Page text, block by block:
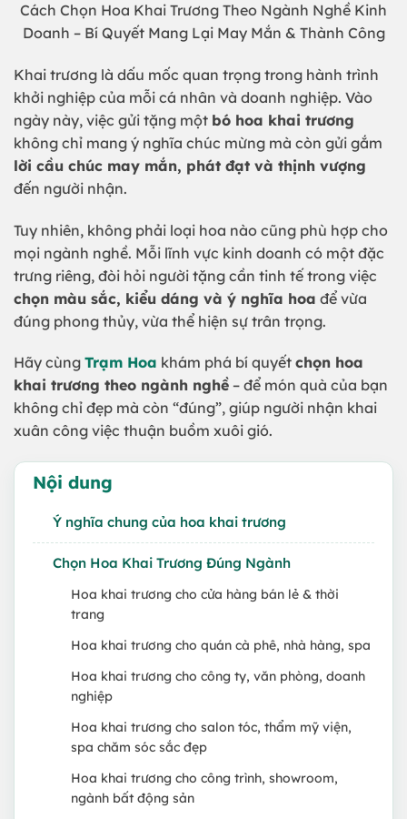
Cách Chọn Hoa Khai Trương Theo Ngành Nghề Kinh
Doanh – Bí Quyết Mang Lại May Mắn & Thành Công
Khai trương là dấu mốc quan trọng trong hành trình
khởi nghiệp của mỗi cá nhân và doanh nghiệp. Vào
ngày này, việc gửi tặng một bó hoa khai trương
không chỉ mang ý nghĩa chúc mừng mà còn gửi gắm
lời cầu chúc may mắn, phát đạt và thịnh vượng
đến người nhận.
Tuy nhiên, không phải loại hoa nào cũng phù hợp cho
mọi ngành nghề. Mỗi lĩnh vực kinh doanh có một đặc
trưng riêng, đòi hỏi người tặng cần tinh tế trong việc
chọn màu sắc, kiểu dáng và ý nghĩa hoa để vừa
đúng phong thủy, vừa thể hiện sự trân trọng.
Hãy cùng Trạm Hoa khám phá bí quyết chọn hoa
khai trương theo ngành nghề – để món quà của bạn
không chỉ đẹp mà còn “đúng”, giúp người nhận khai
xuân công việc thuận buồm xuôi gió.
Nội dung
Ý nghĩa chung của hoa khai trương
Chọn Hoa Khai Trương Đúng Ngành
Hoa khai trương cho cửa hàng bán lẻ & thời
trang
Hoa khai trương cho quán cà phê, nhà hàng, spa
Hoa khai trương cho công ty, văn phòng, doanh
nghiệp
Hoa khai trương cho salon tóc, thẩm mỹ viện,
spa chăm sóc sắc đẹp
Hoa khai trương cho công trình, showroom,
ngành bất động sản